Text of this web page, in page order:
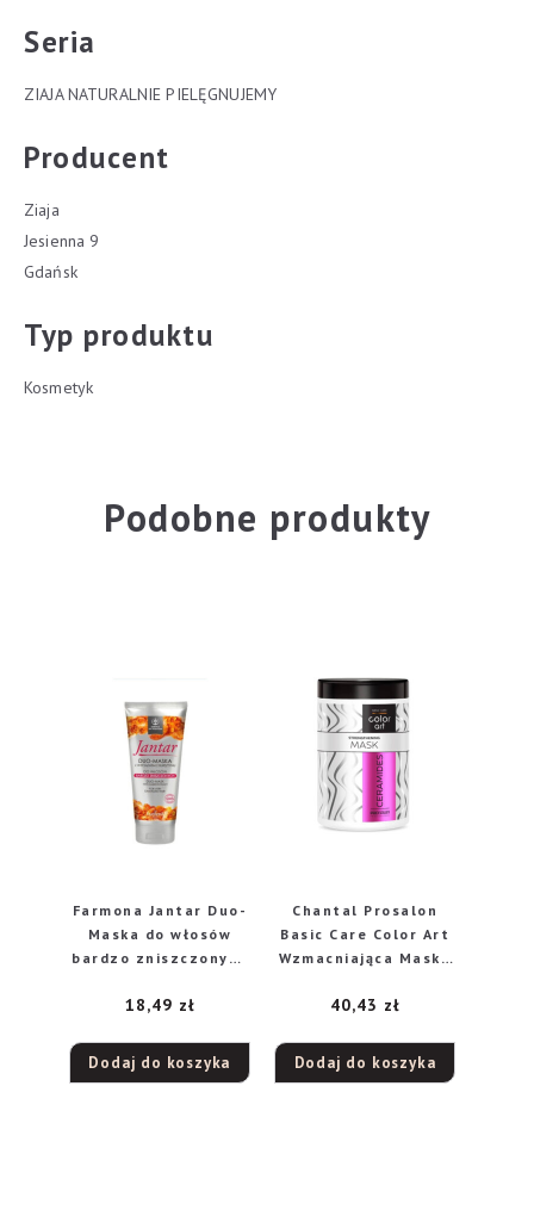
Seria
ZIAJA NATURALNIE PIELĘGNUJEMY
Producent
Ziaja
Jesienna 9
Gdańsk
Typ produktu
Kosmetyk
Podobne produkty
Farmona Jantar Duo-
Maska do włosów
bardzo zniszczonych
18,49 zł
Dodaj do koszyka
Chantal Prosalon
Basic Care Color Art
Wzmacniająca Maska
Ceramides 1000ml
40,43 zł
Dodaj do koszyka